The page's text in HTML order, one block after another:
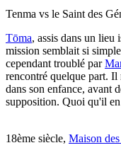
Tenma vs le Saint des
Tōma, assis dans un lieu
mission semblait si
cependant troublé par
rencontré quelque part. Il
dans son enfance, avant
supposition. Quoi qu'il
18ème siècle, Maison